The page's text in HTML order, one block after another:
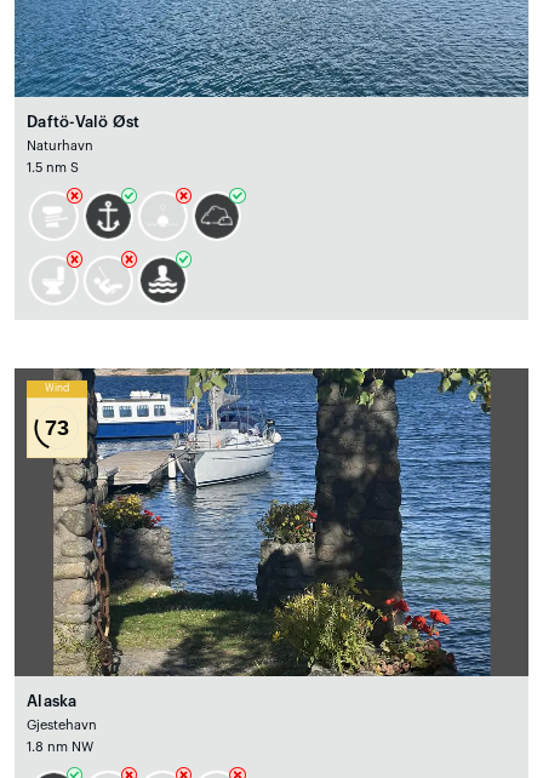
Daftö-Valö Øst
Naturhavn
1.5 nm S
Wind
73
Alaska
Gjestehavn
1.8 nm NW